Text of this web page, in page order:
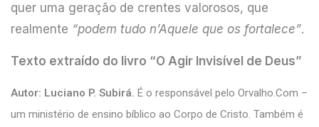
quer uma geração de crentes valorosos, que
realmente “podem tudo n’Aquele que os fortalece”.
Texto extraído do livro “O Agir Invisível de Deus”
Autor: Luciano P. Subirá. É o responsável pelo Orvalho.Com –
um ministério de ensino bíblico ao Corpo de Cristo. Também é